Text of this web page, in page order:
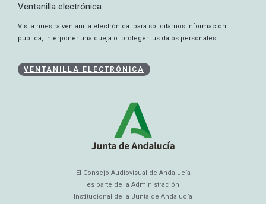
Ventanilla electrónica
Visita nuestra ventanilla electrónica para solicitarnos información
pública, interponer una queja o proteger tus datos personales.
VENTANILLA ELECTRÓNICA
El Consejo Audiovisual de Andalucía
es parte de la Administración
Institucional de la Junta de Andalucía